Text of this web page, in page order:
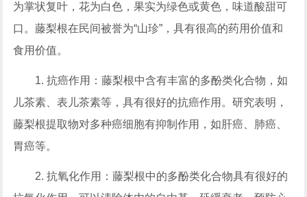
为掌状复叶，花为白色，果实为绿色或黄色，味道酸甜可
口。藤梨根在民间被誉为“山珍”，具有很高的药用价值和
食用价值。
1. 抗癌作用：藤梨根中含有丰富的多酚类化合物，如
儿茶素、表儿茶素等，具有很好的抗癌作用。研究表明，
藤梨根提取物对多种癌细胞有抑制作用，如肝癌、肺癌、
胃癌等。
2. 抗氧化作用：藤梨根中的多酚类化合物具有很好的